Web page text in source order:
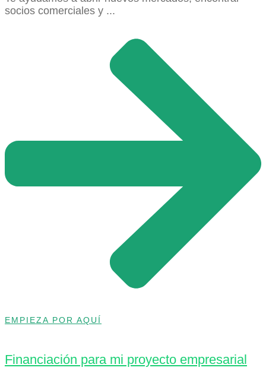
socios comerciales y ...
EMPIEZA POR AQUÍ
Financiación para mi proyecto empresarial